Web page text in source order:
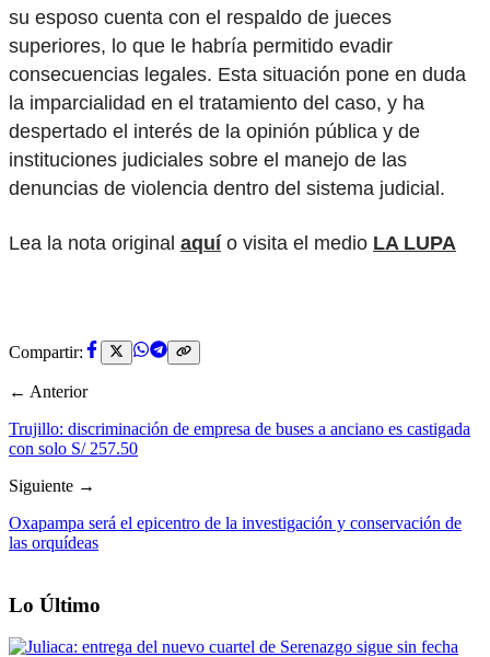
su esposo cuenta con el respaldo de jueces
superiores, lo que le habría permitido evadir
consecuencias legales. Esta situación pone en duda
la imparcialidad en el tratamiento del caso, y ha
despertado el interés de la opinión pública y de
instituciones judiciales sobre el manejo de las
denuncias de violencia dentro del sistema judicial.
Lea la nota original aquí o visita el medio LA LUPA
Compartir:
← Anterior
Trujillo: discriminación de empresa de buses a anciano es castigada
con solo S/ 257.50
Siguiente →
Oxapampa será el epicentro de la investigación y conservación de
las orquídeas
Lo Último